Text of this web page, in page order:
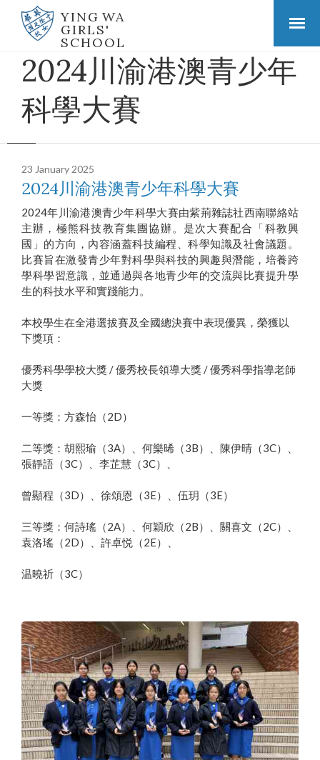
YING WA
GIRLS'
SCHOOL
2024川渝港澳⻘少年
科學⼤賽
23 January 2025
2024川渝港澳⻘少年科學⼤賽
2024年川渝港澳青少年科學大賽由紫荊雜誌社西南聯絡站
主辦，極熊科技教育集團協辦。是次大賽配合「科教興
國」的方向，內容涵蓋科技編程、科學知識及社會議題。
比賽旨在激發青少年對科學與科技的興趣與潛能，培養跨
學科學習意識，並通過與各地青少年的交流與比賽提升學
生的科技水平和實踐能力。
本校學生在全港選拔賽及全國總決賽中表現優異，榮獲以
下獎項：
優秀科學學校大獎 / 優秀校長領導⼤獎 / 優秀科學指導⽼師
⼤獎
一等獎：方森怡（2D）
二等獎：胡熙瑜（3A）、何樂晞（3B）、陳伊晴（3C）、
張靜語（3C）、李芷慧（3C）、
曾顯程（3D）、徐頌恩（3E）、伍玥（3E）
三等獎：何詩瑤（2A）、何穎欣（2B）、關喜文（2C）、
袁洛瑤（2D）、許卓悦（2E）、
温曉祈（3C）